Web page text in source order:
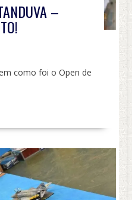
–
como foi o Open de